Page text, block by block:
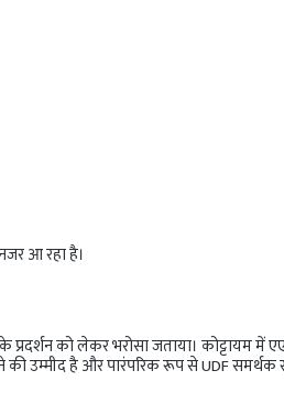
आ रहा है।
प्रदर्शन को लेकर भरोसा जताया। कोट्टायम
की उम्मीद है और पारंपरिक रूप से UDF